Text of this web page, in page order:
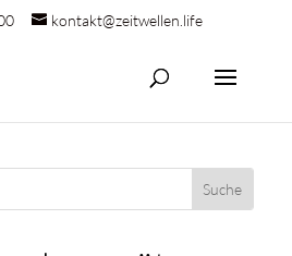
kontakt@zeitwellen.life